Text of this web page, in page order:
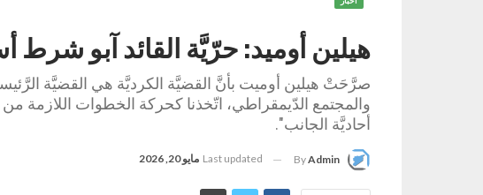
هيلين أوميد: حرّيَّة القائد آبو شرط
صرَّحَتْ هيلين أوميت بأنَّ القضيَّة الكرديَّة هي القضيَّة
والمجتمع الدّيمقراطي، اتّخذنا كحركة الخطوات اللازمة
أحاديَّة الجانب".
ByAdmin
Last updated مايو 20, 2026